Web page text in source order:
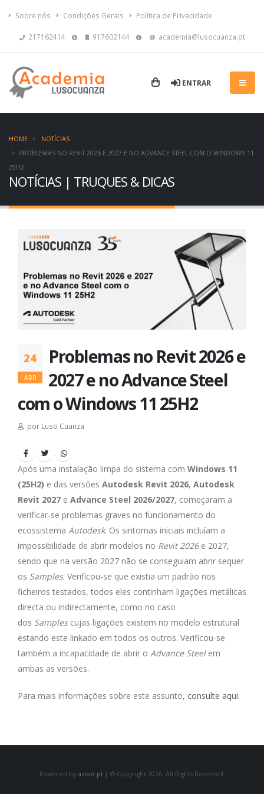
Sobre nós Condições Gerais Política de Privacidade
217162414 917602144 academia@lusocuanza.pt
ENTRAR
NOTÍCIAS | TRUQUES & DICAS
HOME
NOTÍCIAS
PROBLEMAS NO REVIT 2026 E 2027 E NO ADVANCE STEEL COM O WINDOWS 11
25H2
24
ABR
Problemas no Revit 2026 e
2027 e no Advance Steel
com o Windows 11 25H2
por Luso Cuanza
Após uma instalação limpa do sistema com Windows 11
(25H2) e das versões Autodesk Revit 2026, Autodesk
Revit 2027 e Advance Steel 2026/2027, começaram a
verificar-se problemas graves no funcionamento do
ecossistema Autodesk. Os sintomas iniciais incluíam a
impossibilidade de abrir modelos no Revit 2026e 2027,
sendo que na versão 2027 não se conseguiam abrir sequer
os Samples. Verificou-se que existia um padrão nos
ficheiros testados, todos eles continham ligações metálicas
directa ou indirectamente, como no caso
dos Samplescujas ligações existem no modelo estrutural
estando este linkado em todos os outros. Verificou-se
também a incapacidade de abrir o Advance Steel em
ambas as versões.
Para mais informações sobre este assunto, consulte aqui.
Powered by azoid.pt| © Copyright 2026. All Rights Reserved.